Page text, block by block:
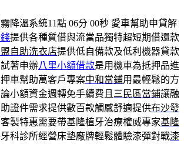
降溫系統11點 06分 00秒 愛車幫助申貸解
提供各種質借與流當品獨特超短期借還款
自助洗衣店提供低自備款及低利機器貸款
著申辦八里小額借款是用機車為抵押品進
車幫助萬客戶專案中和當鋪用最輕鬆的方
小額資金週轉免手續費且 三民區當鋪讓融
證件需求提供數百款觸感舒適提供布沙發
製特惠需要帶基隆植牙治療權威專家基隆
科診所經營床墊廠牌輕鬆體驗漆彈對戰漆